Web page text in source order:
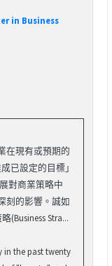
in Business
在現有或預期的
已設定的目標」
對商業策略中
刻的影響。誠如
(Business Stra...
the past twenty